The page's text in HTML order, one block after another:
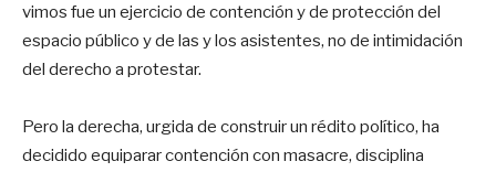
vimos fue un ejercicio de contención y de protección del
espacio público y de las y los asistentes, no de intimidación
del derecho a protestar.
Pero la derecha, urgida de construir un rédito político, ha
decidido equiparar contención con masacre, disciplina